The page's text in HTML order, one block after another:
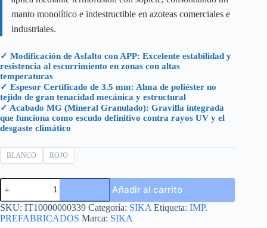
manto monolítico e indestructible en azoteas comerciales e
industriales.
✓ Modificación de Asfalto con APP: Excelente estabilidad y
resistencia al escurrimiento en zonas con altas
temperaturas
✓ Espesor Certificado de 3.5 mm: Alma de poliéster no
tejido de gran tenacidad mecánica y estructural
✓ Acabado MG (Mineral Granulado): Gravilla integrada
que funciona como escudo definitivo contra rayos UV y el
desgaste climático
BLANCO ROJO
SIKASHIELD®
P42
MG
MX
3.5MM
Añadir al carrito
SKU: IT10000000339 Categoría: SIKA Etiqueta: IMP.
PREFABRICADOS Marca: SIKA